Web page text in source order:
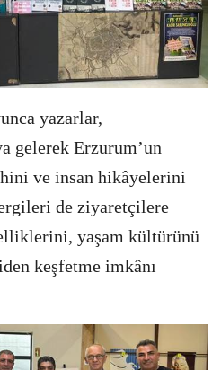
yazarlar,
gelerek Erzurum’un
ve insan hikâyelerini
de ziyaretçilere
yaşam kültürünü
keşfetme imkânı